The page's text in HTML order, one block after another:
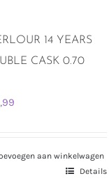
14 YEARS
CASK 0.70
aan winkelwagen
Details